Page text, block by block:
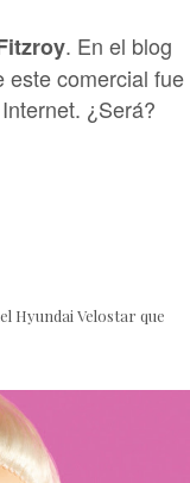
. En el blog
este comercial fue
¿Será?
Hyundai Velostar que